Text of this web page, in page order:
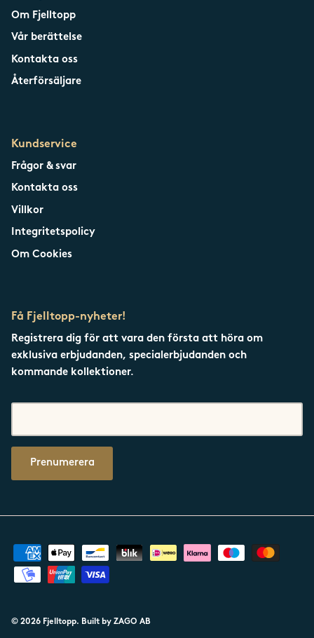
Om Fjelltopp
Vår berättelse
Kontakta oss
Återförsäljare
Kundservice
Frågor & svar
Kontakta oss
Villkor
Integritetspolicy
Om Cookies
Få Fjelltopp-nyheter!
Registrera dig för att vara den första att höra om
exklusiva erbjudanden, specialerbjudanden och
kommande kollektioner.
Prenumerera
© 2026 Fjelltopp. Built by ZAGO AB